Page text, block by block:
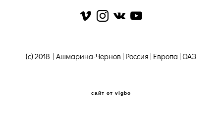
(c) 2018 | Ашмарина-Чернов | Россия | Европа | ОАЭ
сайт от vigbo